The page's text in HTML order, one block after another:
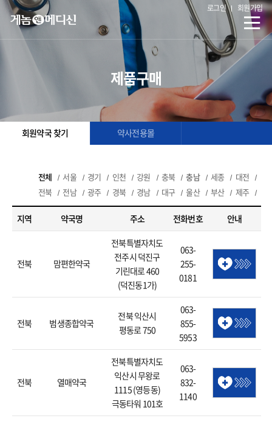
로그인 회원가입
제품구매
회원약국 찾기 약사전용몰
전체 서울 경기 인천 강원 충북 충남 세종
대전
전북
전남 광주 경북 경남 대구 울산 부산 제주
지역 약국명 주소 전화번호 안내
전북 맘편한약국
전북특별자치도
전주시 덕진구
기린대로 460
(덕진동1가)
063-
255-
0181
전북 범생종합약국
전북 익산시
평동로 750
063-
855-
5953
전북 열매약국
전북특별자치도
익산시 무왕로
1115 (영등동)
극동타워 101호
063-
832-
1140